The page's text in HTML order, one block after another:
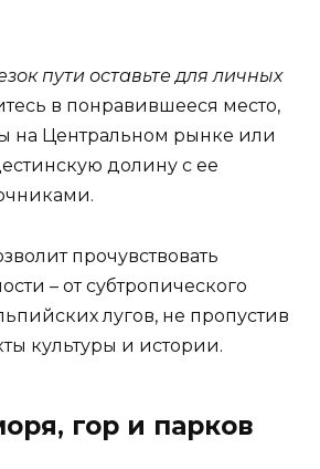
пути оставьте для личных
в понравившееся место,
на Центральном рынке или
долину с ее
прочувствовать
– от субтропического
лугов, не пропустив
культуры и истории.
гор и парков